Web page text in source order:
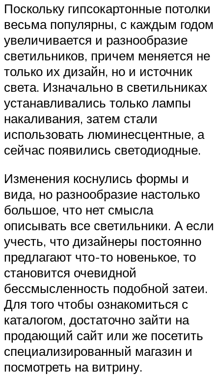
Поскольку гипсокартонные потолки
весьма популярны, с каждым годом
увеличивается и разнообразие
светильников, причем меняется не
только их дизайн, но и источник
света. Изначально в светильниках
устанавливались только лампы
накаливания, затем стали
использовать люминесцентные, а
сейчас появились светодиодные.
Изменения коснулись формы и
вида, но разнообразие настолько
большое, что нет смысла
описывать все светильники. А если
учесть, что дизайнеры постоянно
предлагают что-то новенькое, то
становится очевидной
бессмысленность подобной затеи.
Для того чтобы ознакомиться с
каталогом, достаточно зайти на
продающий сайт или же посетить
специализированный магазин и
посмотреть на витрину.